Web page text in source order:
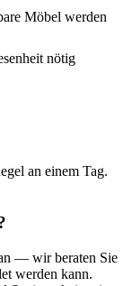
Möbel werden
nötig
an einem Tag.
— wir beraten Sie
werden kann.